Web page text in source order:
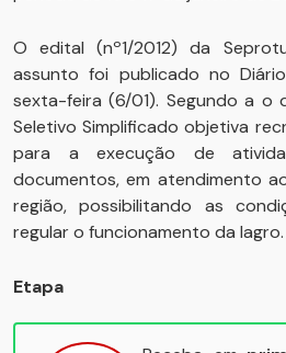
O edital (nº1/2012) da
assunto foi publicado no
sexta-feira (6/01). Segundo a o
Seletivo Simplificado objetiva
para a execução de
documentos, em atendimento
região, possibilitando as
regular o funcionamento da Iagro.
Etapa